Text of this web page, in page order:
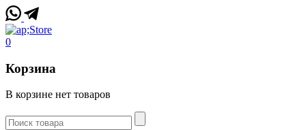
0
Корзина
В корзине нет товаров